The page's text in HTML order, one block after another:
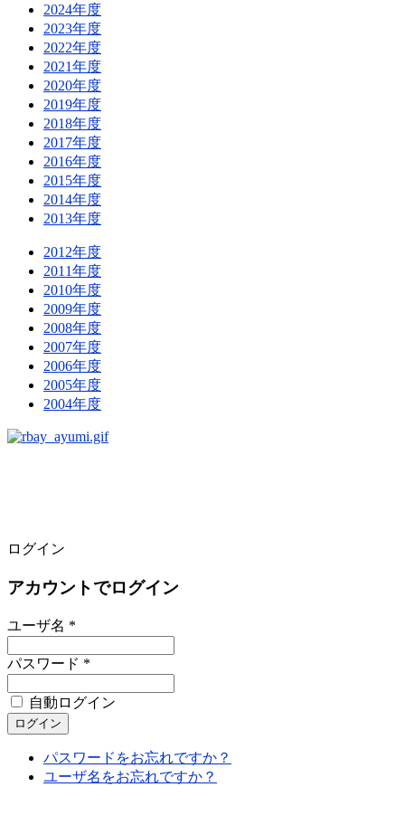
2024年度
2023年度
2022年度
2021年度
2020年度
2019年度
2018年度
2017年度
2016年度
2015年度
2014年度
2013年度
2012年度
2011年度
2010年度
2009年度
2008年度
2007年度
2006年度
2005年度
2004年度
ログイン
アカウントでログイン
ユーザ名 *
パスワード *
自動ログイン
パスワードをお忘れですか？
ユーザ名をお忘れですか？